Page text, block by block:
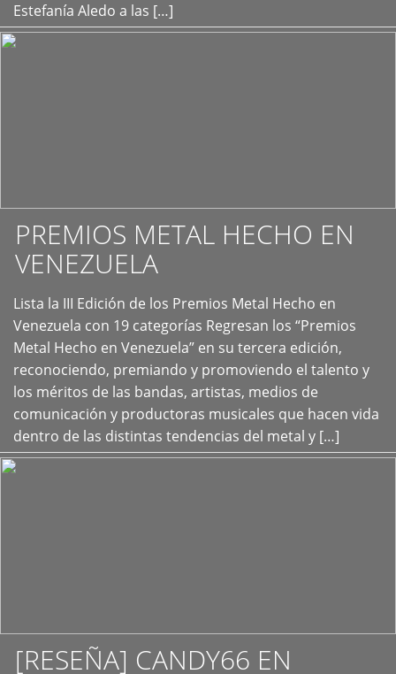
Estefanía Aledo a las […]
PREMIOS METAL HECHO EN
VENEZUELA
Lista la III Edición de los Premios Metal Hecho en
Venezuela con 19 categorías Regresan los “Premios
Metal Hecho en Venezuela” en su tercera edición,
reconociendo, premiando y promoviendo el talento y
los méritos de las bandas, artistas, medios de
comunicación y productoras musicales que hacen vida
dentro de las distintas tendencias del metal y […]
+
[RESEÑA] CANDY66 EN